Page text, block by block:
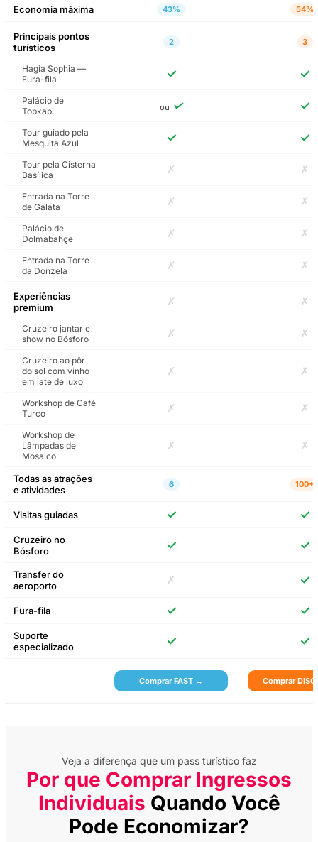
de Degustação de
Guia Áudio da
Mesquita
Bilhetes para o
Museu da Igreja de
Visita a Pé à Mesquita
de Suleymaniye com
bilhetes na Fortaleza
o Museu do Palácio
de Beylerbeyi com
Bósforo com
Entrada sem fila para
Coleções do Palácio
para o Museu do
Brinquedo de Balat
Sessão Fotográfica
em Estilo Otomano
Bilhete de Entrada no
Entrada no Zoo Lion
Park
Excursão às Ilhas dos
Príncipes com
Almoço
Economia máxima 43% 54%
Principais pontos
turísticos
2 3
Hagia Sophia —
Fura-fila
✓ ✓
Palácio de
Topkapi
ou ✓ ✓
Tour guiado pela
Mesquita Azul
✓ ✓
Tour pela Cisterna
Basílica
✗ ✗
Entrada na Torre
de Gálata
✗ ✗
Palácio de
Dolmabahçe
✗ ✗
Entrada na Torre
da Donzela
✗ ✗
Experiências
premium
✗ ✗
Cruzeiro jantar e
show no Bósforo
✗ ✗
Cruzeiro ao pôr
do sol com vinho
em iate de luxo
✗ ✗
Workshop de Café
Turco
✗ ✗
Workshop de
Lâmpadas de
Mosaico
✗ ✗
Todas as atrações
e atividades
6 100+
Visitas guiadas ✓ ✓
Cruzeiro no
Bósforo
✓ ✓
Transfer do
aeroporto
✗ ✓
Fura-fila ✓ ✓
Suporte
especializado
✓ ✓
Comprar FAST → Comprar
Veja a diferença que um pass turístico faz
Por que Comprar Ingressos
Individuais Quando Você
Pode Economizar?